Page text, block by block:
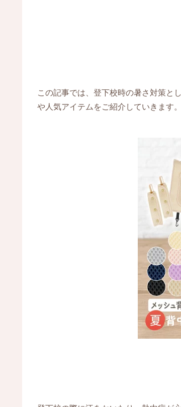
この記事では、登下校時の暑さ対策と
や人気アイテムをご紹介していきます。